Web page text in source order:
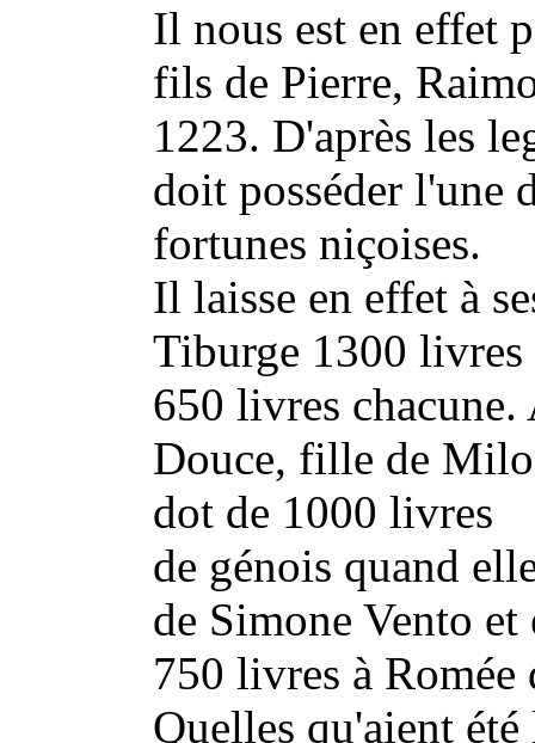
Il nous est en effet
fils de Pierre,
1223. D'après les
doit posséder l'une
fortunes niçoises.
Il laisse en effet à
Tiburge 1300 livres
650 livres
Douce, fille de
dot de 1000 livres
de génois quand
de Simone Vento
750 livres à
Quelles qu'aient